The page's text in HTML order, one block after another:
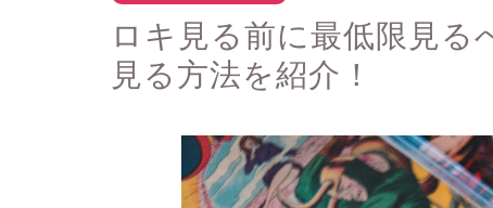
ロキ見る前に最低限見る
見る方法を紹介！